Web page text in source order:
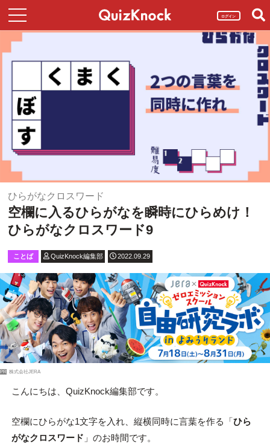
ログイン
ひらがなクロスワード
空欄に入るひらがなを瞬時にひらめけ！
ひらがなクロスワード9
ことば QuizKnock編集部 2022.09.29
PR 株式会社JERA
こんにちは、QuizKnock編集部です。
空欄にひらがな1文字を入れ、縦横同時に言葉を作る「ひら
がなクロスワード 」のお時間です。